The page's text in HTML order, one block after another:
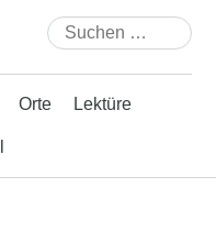
Suchen
nach:
Orte Lektüre